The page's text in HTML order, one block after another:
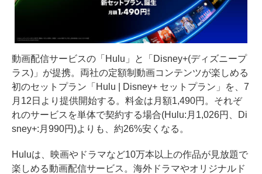
動画配信サービスの「Hulu」と「Disney+(ディズニープ
ラス)」が提携。両社の定額制動画コンテンツが楽しめる
初のセットプラン「Hulu | Disney+ セットプラン」を、7
月12日より提供開始する。料金は月額1,490円。それぞ
れのサービスを単体で契約する場合(Hulu:月1,026円、Di
sney+:月990円)よりも、約26%安くなる。
Huluは、映画やドラマなど10万本以上の作品が見放題で
楽しめる動画配信サービス。海外ドラマやオリジナルド